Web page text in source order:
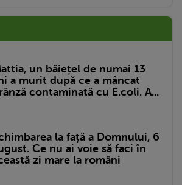
un băiețel de numai 13
a murit după ce a mâncat
contaminată cu E.coli. A...
la față a Domnului, 6
Ce nu ai voie să faci în
zi mare la români